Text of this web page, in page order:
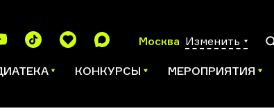
Москва Изменить
КОНКУРСЫ МЕРОПРИЯТИЯ